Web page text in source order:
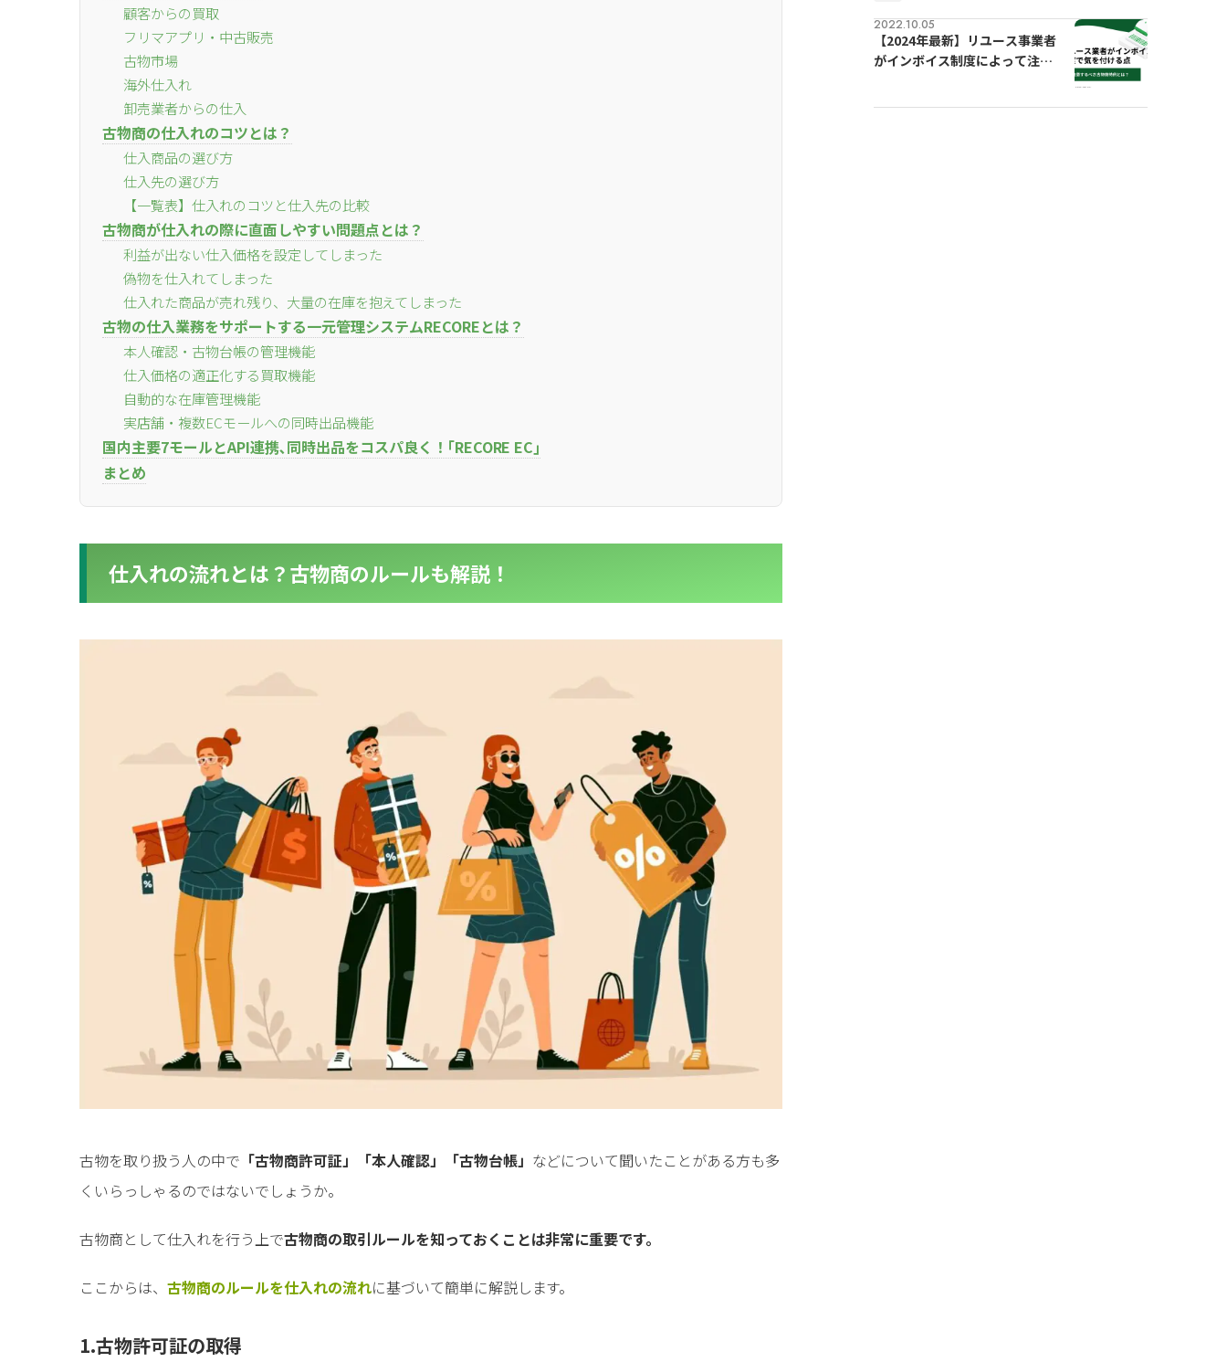
顧客からの買取
フリマアプリ・中古販売
古物市場
海外仕入れ
卸売業者からの仕入
古物商の仕入れのコツとは？
仕入商品の選び方
仕入先の選び方
【一覧表】仕入れのコツと仕入先の比較
古物商が仕入れの際に直面しやすい問題点とは？
利益が出ない仕入価格を設定してしまった
偽物を仕入れてしまった
仕入れた商品が売れ残り、大量の在庫を抱えてしまった
古物の仕入業務をサポートする一元管理システムRECOREとは？
本人確認・古物台帳の管理機能
仕入価格の適正化する買取機能
自動的な在庫管理機能
実店舗・複数ECモールへの同時出品機能
国内主要7モールとAPI連携､同時出品をコスパ良く！｢RECORE EC｣
まとめ
仕入れの流れとは？古物商のルールも解説！
古物を取り扱う人の中で 「古物商許可証」「本人確認」「古物台帳」 などについて聞いたことがある方も多
くいらっしゃるのではないでしょうか。
古物商として仕入れを行う上で古物商の取引ルールを知っておくことは非常に重要です。
ここからは、 古物商のルールを仕入れの流れに基づいて簡単に解説します。
1.古物許可証の取得
2022.10.05
【2024年最新】リユース事業者
がインボイス制度によって注意